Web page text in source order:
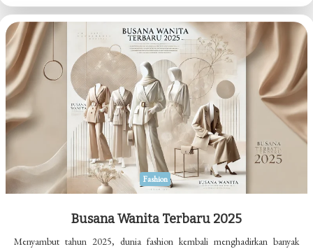
Musik
Terpopuler
Fashion
Busana Wanita Terbaru 2025
Menyambut tahun 2025, dunia fashion kembali menghadirkan banyak